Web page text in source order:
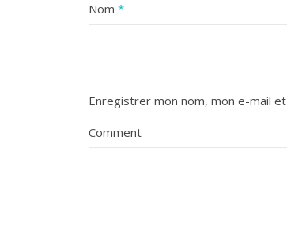
Nom *
Enregistrer mon nom, mon e-mail
Comment